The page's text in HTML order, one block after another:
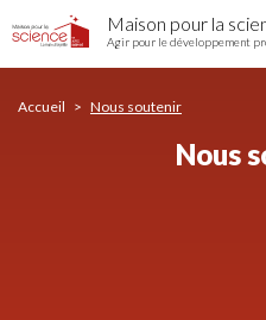
soutenir
au
Maison pour la
Agir pour le développement
Accueil Nous soutenir
Nous